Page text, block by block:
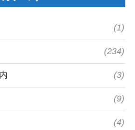
(1)
(234)
(3)
(9)
(4)